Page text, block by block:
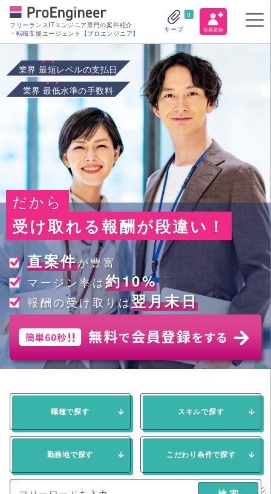
フリーランスITエンジニア専門の案件紹介
・転職支援エージェント【プロエンジニア】
0
キープ
業界最短レベルの支払日
業界最低水準の手数料
だから
受け取れる報酬が段違い！
直案件が豊富
マージン率は約10%
報酬の受け取りは翌月末日
職種で探す スキルで探す
勤務地で探す こだわり条件で探す